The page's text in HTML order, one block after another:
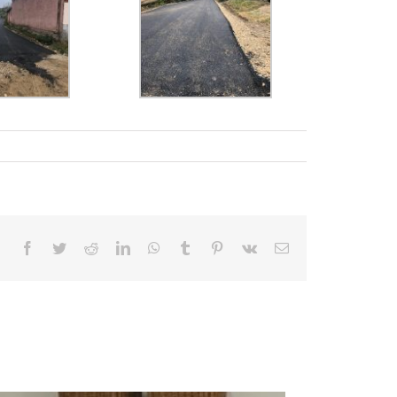
Facebook
TwitterRedditLinkedInWhatsApp
Tumblr Pinterest
Vk
E-